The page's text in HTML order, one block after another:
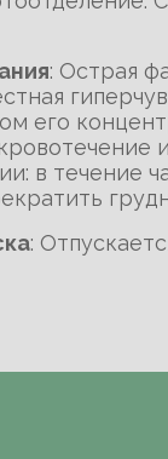
: Острая
его
в течение
: